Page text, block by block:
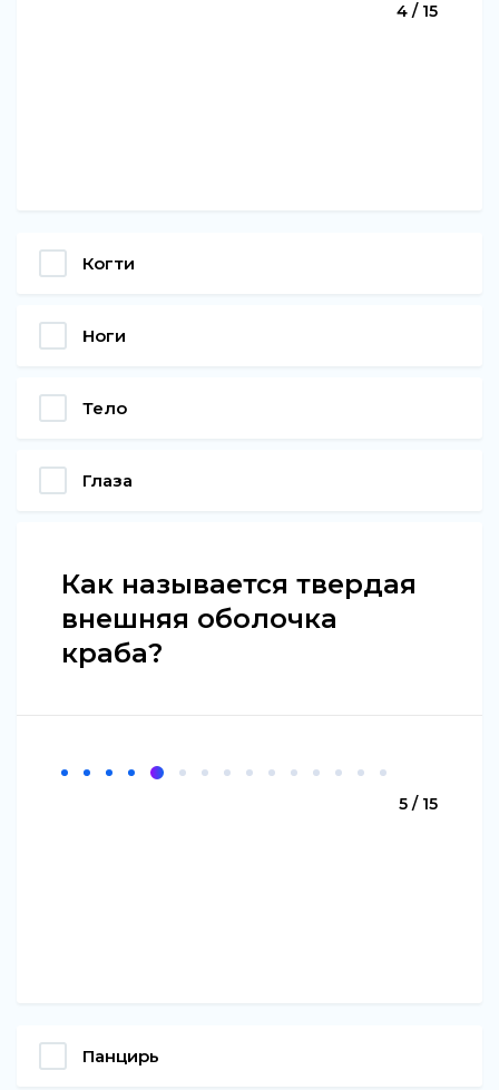
4 / 15
Когти
Ноги
Тело
Глаза
Как называется твердая
внешняя оболочка
краба?
5 / 15
Панцирь